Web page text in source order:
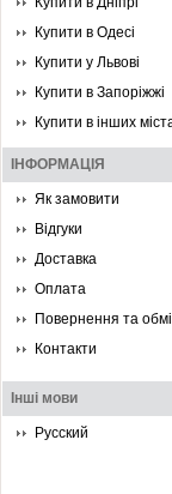
Купити в Одесі
Купити у Львові
Купити в Запоріжжі
Купити в інших
ІНФОРМАЦІЯ
Як замовити
Відгуки
Доставка
Оплата
Повернення та
Контакти
Інші мови
Русский